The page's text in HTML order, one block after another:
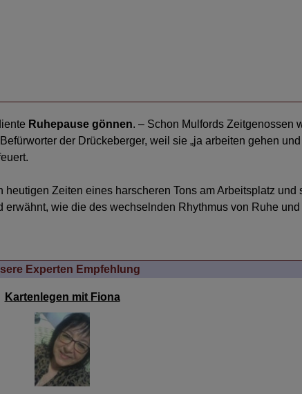
Ruhepause gönnen. – Schon Mulfords Zeitgenossen
der Drückeberger, weil sie „ja arbeiten gehen
Zeiten eines harscheren Tons am Arbeitsplatz und
wie die des wechselnden Rhythmus von Ruhe
Experten Empfehlung
Fiona